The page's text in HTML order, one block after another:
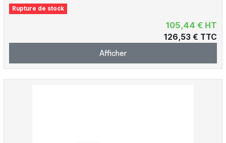
Rupture de stock
105,44 € HT
126,53 € TTC
Afficher